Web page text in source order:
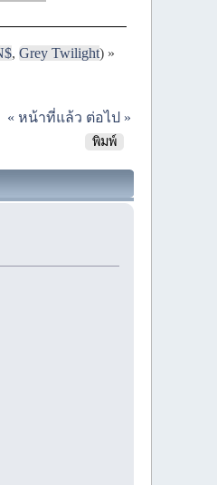
,Grey Twilight) »
« หน้าที่แล้ว ต่อไป »
พิมพ์